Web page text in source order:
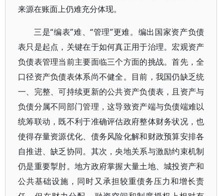
来源在账面上仍难充分体现。
三是“编表”难、“管理”更难。编出国家资产负债
表只是起点，关键在于如何真正用于治理。宏观资产
负债表管理当前主要面临三个方面的挑战。首先，全
口径资产负债表体系尚不健全。目前，我国仍缺乏统
一、完整、可持续更新的公共资产负债表，且资产与
负债分属不同部门管理，这导致资产端与负债端难以
统筹联动，既不利于准确评估政府整体财务状况，也
使得存量资源优化、债务风险化解和财政预算安排各
自推进、缺乏协同。其次，央地关系与激励约束机制
仍是重要掣肘。地方政府掌握大量土地、城投资产和
公共基础设施，同时又承担较重债务压力和增长责